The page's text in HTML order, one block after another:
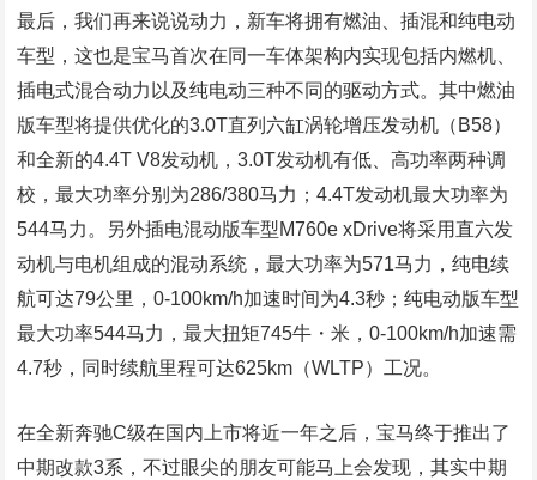
最后，我们再来说说动力，新车将拥有燃油、插混和纯电动
车型，这也是宝马首次在同一车体架构内实现包括内燃机、
插电式混合动力以及纯电动三种不同的驱动方式。其中燃油
版车型将提供优化的3.0T直列六缸涡轮增压发动机（B58）
和全新的4.4T V8发动机，3.0T发动机有低、高功率两种调
校，最大功率分别为286/380马力；4.4T发动机最大功率为
544马力。另外插电混动版车型M760e xDrive将采用直六发
动机与电机组成的混动系统，最大功率为571马力，纯电续
航可达79公里，0-100km/h加速时间为4.3秒；纯电动版车型
最大功率544马力，最大扭矩745牛・米，0-100km/h加速需
4.7秒，同时续航里程可达625km（WLTP）工况。
在全新奔驰C级在国内上市将近一年之后，宝马终于推出了
中期改款3系，不过眼尖的朋友可能马上会发现，其实中期